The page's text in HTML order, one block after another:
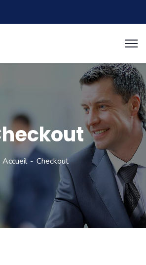
Accueil Checkout